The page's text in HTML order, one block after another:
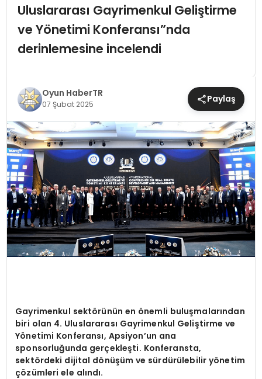
EĞITIM
MAGAZIN
YAŞAM
Uluslararası Gayrimenkul Geliştirme
ve Yönetimi Konferansı”nda
derinlemesine incelendi
Oyun HaberTR
07 Şubat 2025 Paylaş
Gayrimenkul sektörünün en önemli buluşmalarından
biri olan 4. Uluslararası Gayrimenkul Geliştirme ve
Yönetimi Konferansı, Apsiyon’un ana
sponsorluğunda gerçekleşti. Konferansta,
sektördeki dijital dönüşümve sürdürülebilir yönetim
çözümleri ele alındı.